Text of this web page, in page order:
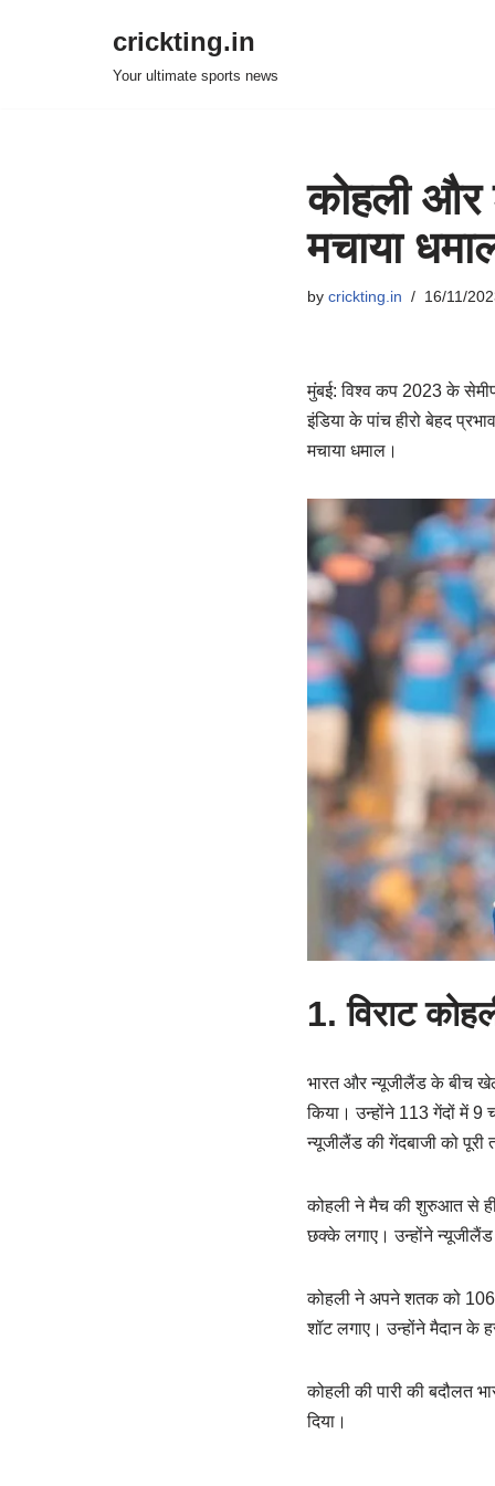
crickting.in
Your ultimate sports news
कोहली और
मचाया
by crickting.in 16/11/
मुंबई: विश्व कप 2023 के
इंडिया के पांच हीरो बेहद
मचाया धमाल।
1. विराट
भारत और न्यूजीलैंड के बीच खेले
किया। उन्होंने 113 गेंदों में
न्यूजीलैंड की गेंदबाजी को पूरी
कोहली ने मैच की शुरुआत से
छक्के लगाए। उन्होंने
कोहली ने अपने शतक को 106
शॉट लगाए। उन्होंने मैदान के
कोहली की पारी की बदौलत
दिया।